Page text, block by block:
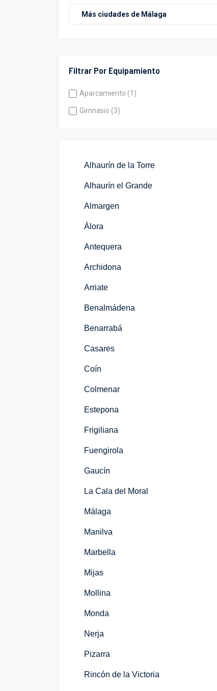
Filtrar Por Equipamiento
Aparcamiento (1)
Gimnasio (3)
Alhaurín de la Torre
Alhaurín el Grande
Almargen
Álora
Antequera
Archidona
Arriate
Benalmádena
Benarrabá
Casares
Coín
Colmenar
Estepona
Frigiliana
Fuengirola
Gaucín
La Cala del Moral
Málaga
Manilva
Marbella
Mijas
Mollina
Monda
Nerja
Pizarra
Rincón de la Victoria